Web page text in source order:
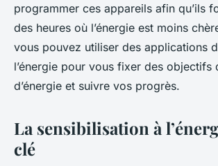
programmer ces appareils afin qu’ils
des heures où l’énergie est moins
vous pouvez utiliser des applications
l’énergie pour vous fixer des objectifs
d’énergie et suivre vos progrès.
La sensibilisation à
clé